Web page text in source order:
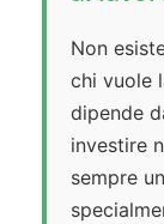
Non
chi vuole
dipende
investire
sempre